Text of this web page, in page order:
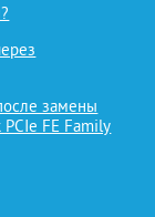
замены
PCIe FE Family